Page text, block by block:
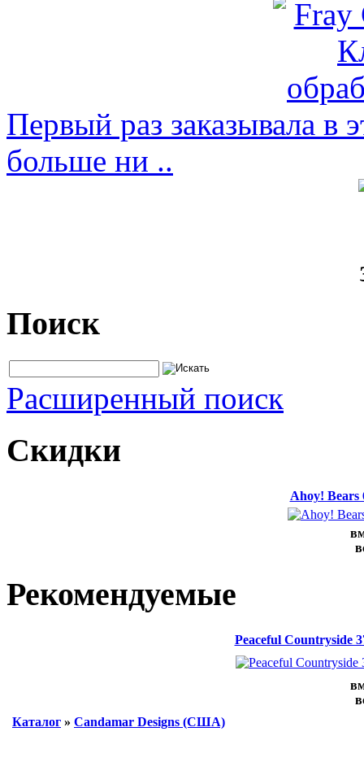
Первый раз заказывала в
больше ни ..
Поиск
Расширенный поиск
Скидки
Ahoy!
Рекомендуемые
Peaceful Countryside
Каталог » Candamar Designs (США)